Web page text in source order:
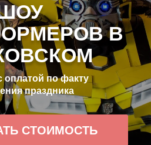
В
оплатой по факту
праздника
СТОИМОСТЬ